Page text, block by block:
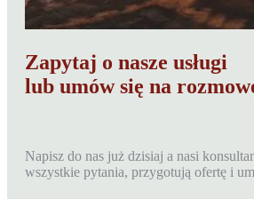
Zapytaj o nasze usługi
lub umów się na
Napisz do nas już dzisiaj a nasi
wszystkie pytania, przygotują ofertę i